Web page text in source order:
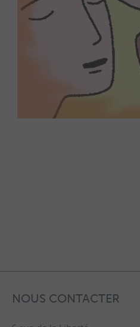
NOUS CONTACTER